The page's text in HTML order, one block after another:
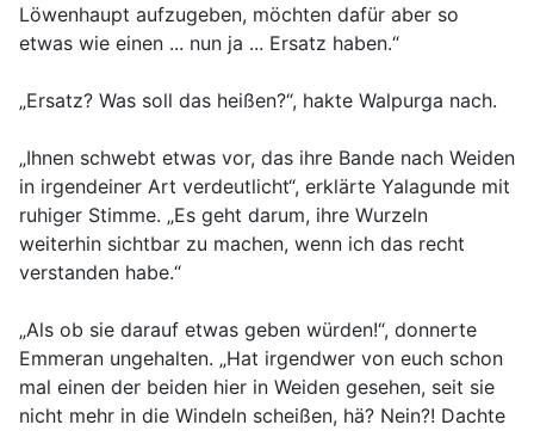
Löwenhaupt aufzugeben, möchten dafür aber so
etwas wie einen ... nun ja ... Ersatz haben.“
„Ersatz? Was soll das heißen?“, hakte Walpurga nach.
„Ihnen schwebt etwas vor, das ihre Bande nach Weiden
in irgendeiner Art verdeutlicht“, erklärte Yalagunde mit
ruhiger Stimme. „Es geht darum, ihre Wurzeln
weiterhin sichtbar zu machen, wenn ich das recht
verstanden habe.“
„Als ob sie darauf etwas geben würden!“, donnerte
Emmeran ungehalten. „Hat irgendwer von euch schon
mal einen der beiden hier in Weiden gesehen, seit sie
nicht mehr in die Windeln scheißen, hä? Nein?! Dachte